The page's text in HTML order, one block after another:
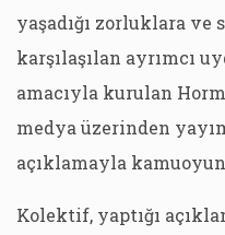
yaşadığı zorluklara
karşılaşılan ayrımcı
amacıyla kurulan
medya üzerinden
açıklamayla
Kolektif, yaptığı